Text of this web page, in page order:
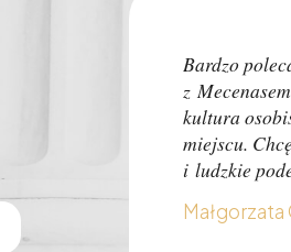
Bardzo
z
kultura
miejscu.
i ludzkie
Małgorzata